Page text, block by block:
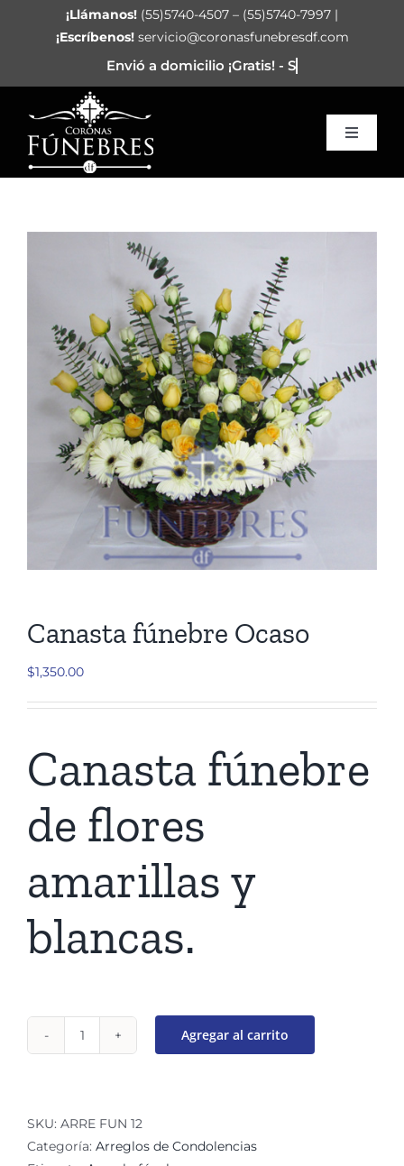
¡Llámanos! (55)5740-4507 – (55)5740-7997 |
¡Escríbenos!servicio@coronasfunebresdf.com
Toggle
Inicio
Corazón Funerario
Coronas
Cruces
Medallones
Cubre cajas
Carrito
Canasta fúnebre Ocaso
$1,350.00
Canasta fúnebre
de flores
amarillas y
blancas.
Canasta
Agregar al carrito
SKU: ARRE FUN 12
Categoría: Arreglos de Condolencias